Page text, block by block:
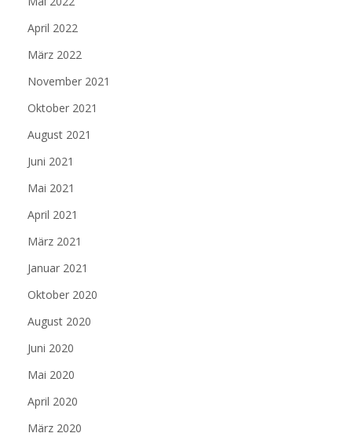
April 2022
März 2022
November 2021
Oktober 2021
August 2021
Juni 2021
Mai 2021
April 2021
März 2021
Januar 2021
Oktober 2020
August 2020
Juni 2020
Mai 2020
April 2020
März 2020